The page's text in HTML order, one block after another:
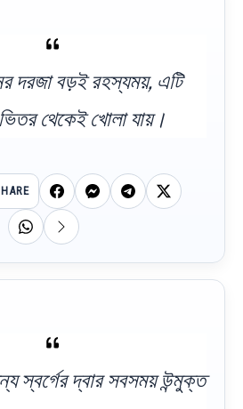
দরজা বড়ই রহস্যময়, এটি
থেকেই খোলা যায়।
স্বর্গের দ্বার সবসময় উন্মুক্ত